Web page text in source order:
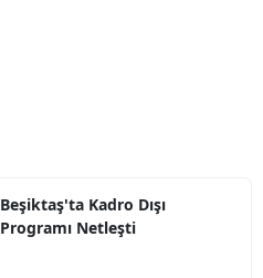
Beşiktaş'ta Kadro Dışı
Programı Netleşti